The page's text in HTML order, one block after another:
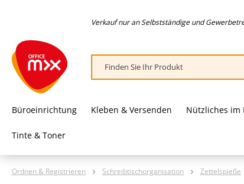
Verkauf nur an Selbstständige und
Büroeinrichtung Kleben & Versenden Nützliches im
Tinte & Toner
Ordnen & Registrieren Schreibtischorganisation Zettelspieße